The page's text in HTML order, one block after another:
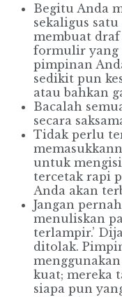
Begitu Anda
sekaligus
membuat
formulir yang
pimpinan
sedikit pun
atau bahkan
Bacalah
secara
Tidak perlu
untuk
tercetak rapi
Anda akan
Jangan
menuliskan
terlampir.’
ditolak.
kuat; mereka
siapa pun